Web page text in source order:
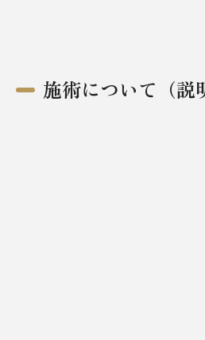
施術について（説